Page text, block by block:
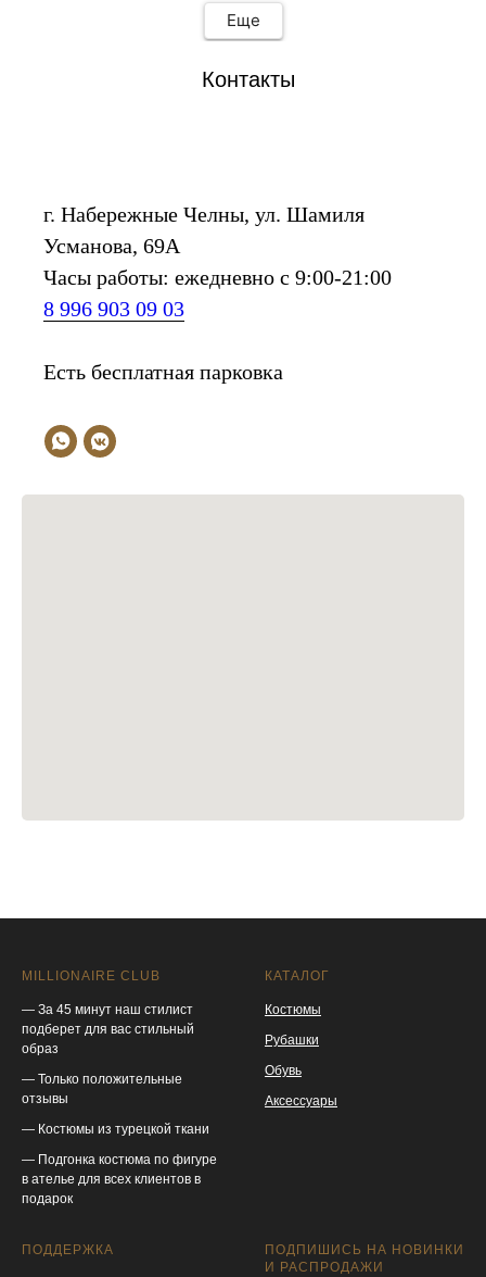
Еще
Контакты
г. Набережные Челны, ул. Шамиля
Усманова, 69А
Часы работы: ежедневно с 9:00-21:00
8 996 903 09 03
Есть бесплатная парковка
MILLIONAIRE CLUB
— За 45 минут наш стилист
подберет для вас стильный
образ
— Только положительные
отзывы
— Костюмы из турецкой ткани
— Подгонка костюма по фигуре
в ателье для всех клиентов в
подарок
КАТАЛОГ
Костюмы
Рубашки
Обувь
Аксессуары
ПОДДЕРЖКА
ПОДПИШИСЬ НА НОВИНКИ
И РАСПРОДАЖИ